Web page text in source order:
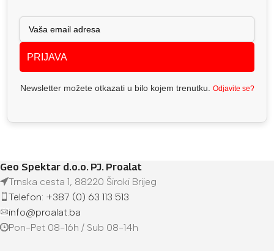
PRIJAVA
Newsletter možete otkazati u bilo kojem trenutku. Odjavite se?
Geo Spektar d.o.o. PJ. Proalat
Trnska cesta 1, 88220 Široki Brijeg
Telefon: +387 (0) 63 113 513
info@proalat.ba
Pon-Pet 08-16h / Sub 08-14h